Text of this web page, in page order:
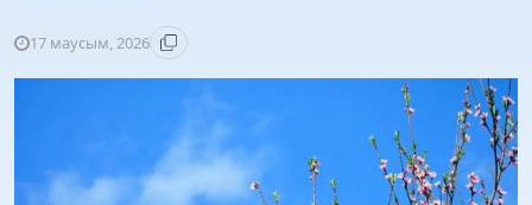
17 маусым, 2026